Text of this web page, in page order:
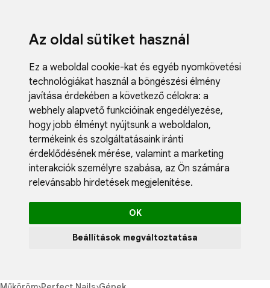
Az oldal sütiket használ
Ez a weboldal cookie-kat és egyéb nyomkövetési
technológiákat használ a böngészési élmény
javítása érdekében a következő célokra: a
webhely alapvető funkcióinak engedélyezése,
hogy jobb élményt nyújtsunk a weboldalon,
termékeink és szolgáltatásaink iránti
érdeklődésének mérése, valamint a marketing
interakciók személyre szabása, az Ön számára
relevánsabb hirdetések megjelenítése.
OK
Beállítások megváltoztatása
Blog